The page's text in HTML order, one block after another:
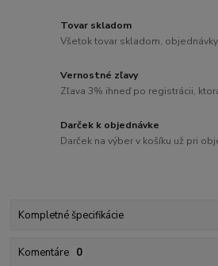
Tovar skladom
Všetok tovar skladom,
Vernostné zľavy
Zľava 3% ihneď po registrácii,
Darček k objednávke
Darček na výber v košíku už pri
Kompletné špecifikácie
Komentáre 0